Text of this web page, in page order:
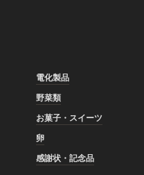
電化製品
野菜類
お菓子・スイーツ
卵
感謝状・記念品